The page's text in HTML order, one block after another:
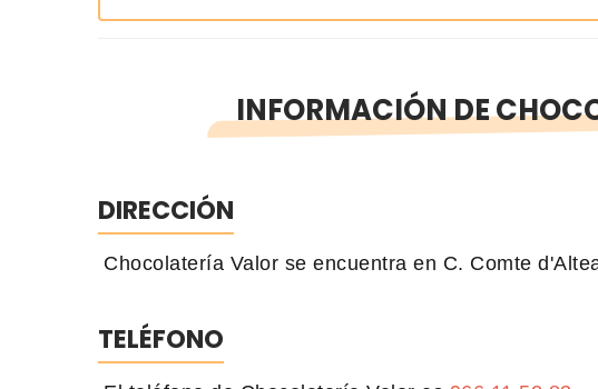
INFORMACIÓN DE
DIRECCIÓN
Chocolatería Valor se encuentra en C. Comte
TELÉFONO